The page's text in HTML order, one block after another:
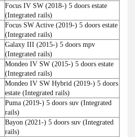
Focus IV SW (2018-) 5 doors estate
(Integrated rails)
Focus SW Active (2019-) 5 doors estate
(Integrated rails)
Galaxy III (2015-) 5 doors mpv
(Integrated rails)
Mondeo IV SW (2015-) 5 doors estate
(Integrated rails)
Mondeo IV SW Hybrid (2019-) 5 doors
estate (Integrated rails)
Puma (2019-) 5 doors suv (Integrated
rails)
Bayon (2021-) 5 doors suv (Integrated
rails)